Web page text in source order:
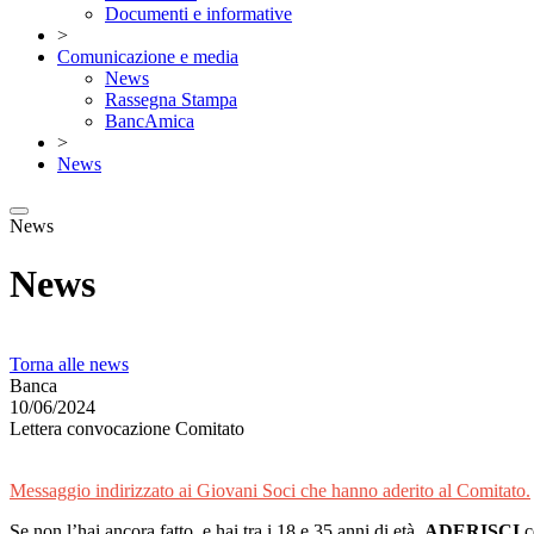
Documenti e informative
>
Comunicazione e media
News
Rassegna Stampa
BancAmica
>
News
News
News
Torna alle news
Banca
10/06/2024
Lettera convocazione Comitato
Messaggio indirizzato ai Giovani Soci che hanno aderito al Comitato.